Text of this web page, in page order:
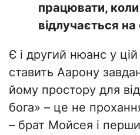
працювати,
відлучається на
Є і другий нюанс у цій
ставить Аарону
йому простору для
бога» – це не
– брат Мойсея і